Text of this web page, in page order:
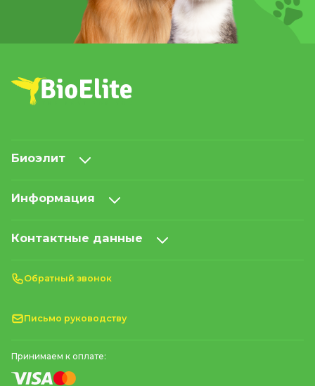
Биоэлит
Информация
Контактные данные
Обратный звонок
Письмо руководству
Принимаем к оплате: